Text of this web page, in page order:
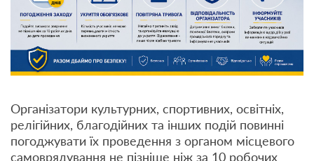
Організатори культурних, спортивних, освітніх,
релігійних, благодійних та інших подій повинні
погоджувати їх проведення з органом місцевого
самоврядування не пізніше ніж за 10 робочих